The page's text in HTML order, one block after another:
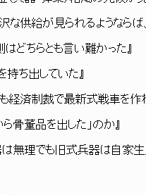
な供給が見られるようならば
はどちらとも言い難かった』
持ち出していた』
も経済制裁で最新式戦車を作れ
骨董品を出した」のか』
は無理でも旧式兵器は自家生